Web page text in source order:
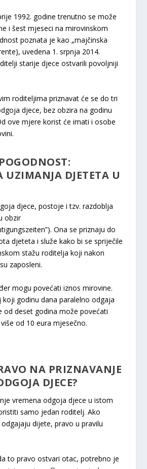
1992. godine trenutno se može
i šest mjeseci na mirovinskom
poznata je kao „majčinska
uvedena 1. srpnja 2014.
starije djece ostvarili povoljniji
roditeljima priznavat će se do tri
djece, bez obzira na godinu
ove mjere korist će imati i osobe
UZIMANJA DJETETA U
djece, postoje i tzv. razdoblja
obzir
Ona se priznaju do
djeteta i služe kako bi se spriječile
stažu roditelja koji nakon
zaposleni.
mogu povećati iznos mirovine.
godinu dana paralelno odgaja
od deset godina može povećati
od 10 eura mjesečno.
NA PRIZNAVANJE
DJECE?
vremena odgoja djece u istom
samo jedan roditelj. Ako
dijete, pravo u pravilu
to pravo ostvari otac, potrebno je